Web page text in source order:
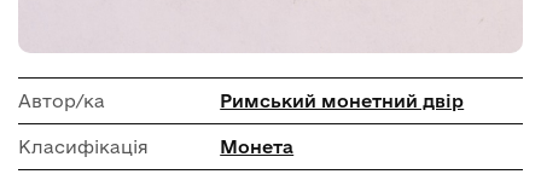
Автор/ка Римський монетний двір
Класифікація Монета